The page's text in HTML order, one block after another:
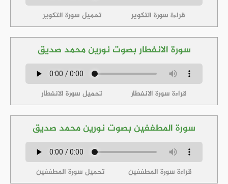
قراءة سورة التكوير تحميل سورة التكوير
سورة الانفطار بصوت نورين محمد صديق
قراءة سورة الانفطار تحميل سورة الانفطار
سورة المطففين بصوت نورين محمد صديق
قراءة سورة المطففين تحميل سورة المطففين